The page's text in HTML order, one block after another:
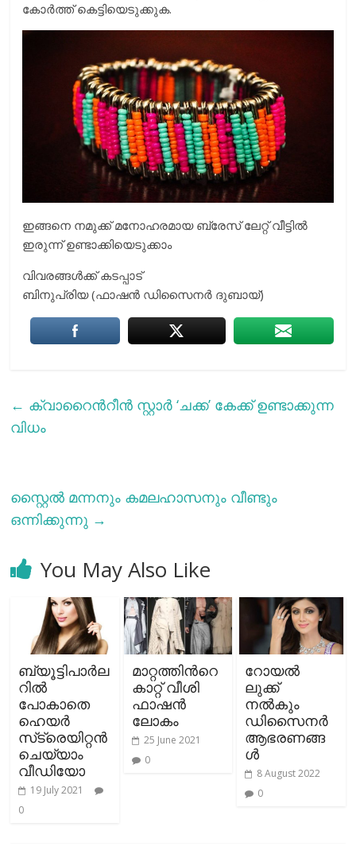
കോർത്ത് കെട്ടിയെടുക്കുക.
ഇങ്ങനെ നമുക്ക് മനോഹരമായ ബ്രേസ് ലേറ്റ് വീട്ടിൽ
ഇരുന്ന് ഉണ്ടാക്കിയെടുക്കാം
വിവരങ്ങൾക്ക് കടപ്പാട്
ബിനുപ്രിയ (ഫാഷൻ ഡിസൈനർ ദുബായ്)
← ക്വാറൈൻറീൻ സ്റ്റാർ ‘ചക്ക’ കേക്ക് ഉണ്ടാക്കുന്ന
വിധം
സ്റ്റൈൽ മന്നനും കമലഹാസനും വീണ്ടും
ഒന്നിക്കുന്നു →
You May Also Like
ബ്യൂട്ടിപാര്‍ല
റില്‍
പോകാതെ
ഹെയര്‍
സ്‌ട്രെയിറ്റൻ
ചെയ്യാം
വീഡിയോ
19 July 2021
0
മാറ്റത്തിന്‍റെ
കാറ്റ് വീശി
ഫാഷന്‍
ലോകം
25 June 2021
0
റോയല്‍
ലുക്ക്
നല്‍കും
ഡിസൈനര്‍
ആഭരണങ്ങ
ള്‍
8 August 2022
0